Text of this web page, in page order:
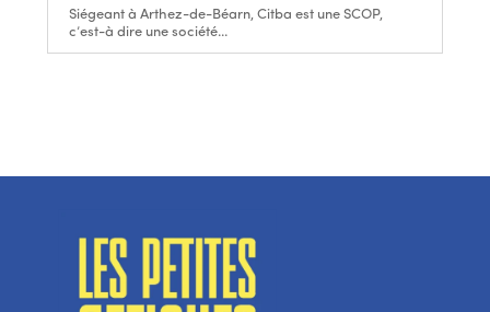
Siégeant à Arthez-de-Béarn, Citba est une SCOP,
c’est-à dire une société...